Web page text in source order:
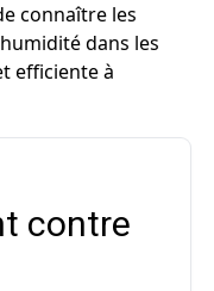
connaître les
dans les
efficiente à
contre